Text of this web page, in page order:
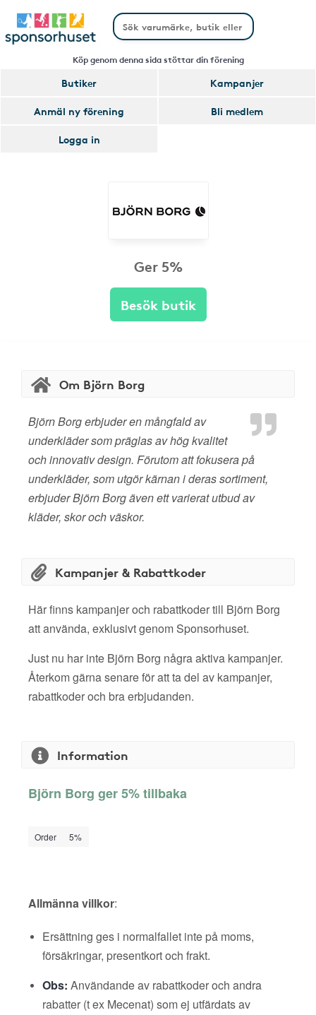
Köp genom denna sida stöttar din förening
Butiker
Kampanjer
Anmäl ny förening
Bli medlem
Logga in
Ger 5%
Besök butik
Om Björn Borg
Björn Borg erbjuder en mångfald av
underkläder som präglas av hög kvalitet
och innovativ design. Förutom att fokusera på
underkläder, som utgör kärnan i deras sortiment,
erbjuder Björn Borg även ett varierat utbud av
kläder, skor och väskor.
Kampanjer & Rabattkoder
Här finns kampanjer och rabattkoder till Björn Borg
att använda, exklusivt genom Sponsorhuset.
Just nu har inte Björn Borg några aktiva kampanjer.
Återkom gärna senare för att ta del av kampanjer,
rabattkoder och bra erbjudanden.
Information
Björn Borg ger 5% tillbaka
Order 5%
Allmänna villkor:
Ersättning ges i normalfallet inte på moms,
försäkringar, presentkort och frakt.
Obs: Användande av rabattkoder och andra
rabatter (t ex Mecenat) som ej utfärdats av